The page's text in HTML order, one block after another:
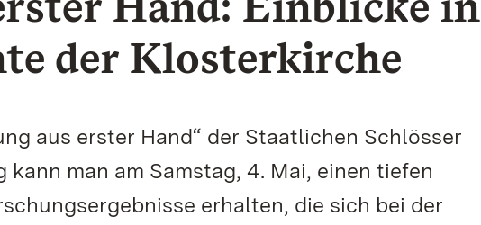
der Klosterkirche
aus erster Hand“ der Staatlichen Schlösser
man am Samstag, 4. Mai, einen tiefen
erhalten, die sich bei der